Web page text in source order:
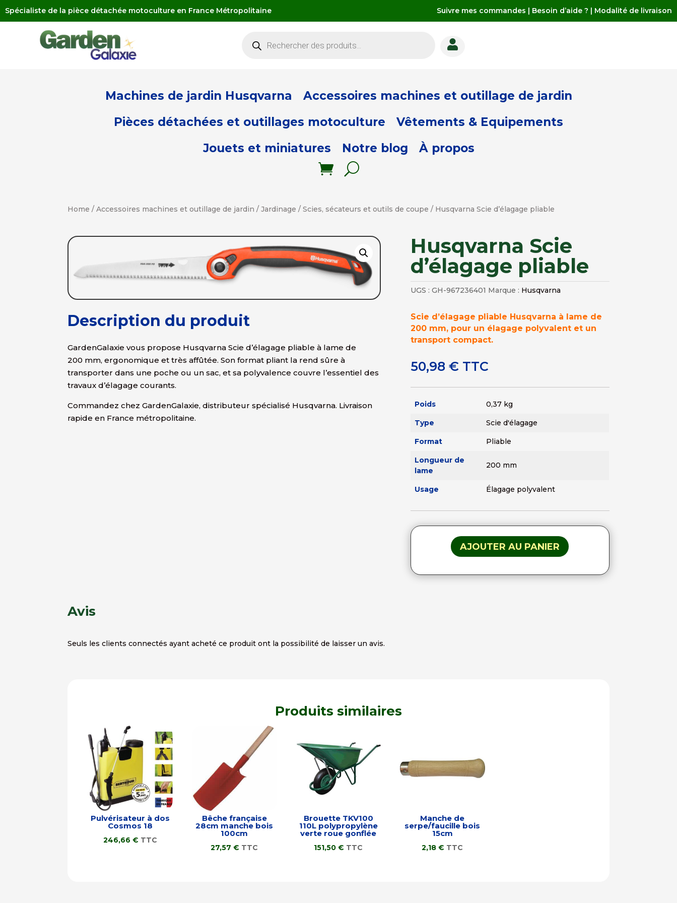
Spécialiste de la pièce détachée motoculture en France Métropolitaine Suivre mes commandes | Besoin d’aide ? | Modalité de livraison
produits 
Machines de jardin Husqvarna
Accessoires machines et outillage de jardin
Pièces détachées et outillages motoculture
Vêtements & Equipements
Jouets et miniatures
Notre blog À propos
Home /Accessoires machines et outillage de jardin /Jardinage /Scies, sécateurs et outils de coupe / Husqvarna Scie d’élagage pliable
Description du produit
GardenGalaxie vous propose Husqvarna Scie d’élagage pliable à lame de
200 mm, ergonomique et très affûtée. Son format pliant la rend sûre à
transporter dans une poche ou un sac, et sa polyvalence couvre l’essentiel des
travaux d’élagage courants.
Commandez chez GardenGalaxie, distributeur spécialisé Husqvarna. Livraison
rapide en France métropolitaine.
Husqvarna Scie
d’élagage pliable
UGS : GH-967236401 Marque : Husqvarna
Scie d’élagage pliable Husqvarna à lame de
200 mm, pour un élagage polyvalent et un
transport compact.
50,98 € TTC
Poids 0,37 kg
Type Scie d'élagage
Format Pliable
Longueur de
lame
200 mm
Usage Élagage polyvalent
AJOUTER AU PANIER
Avis
Seuls les clients connectés ayant acheté ce produit ont la possibilité de laisser un avis.
Produits similaires
Pulvérisateur à dos
Cosmos 18
246,66€ TTC
Bêche française
28cm manche bois
100cm
27,57€ TTC
Brouette TKV100
110L polypropylène
verte roue gonflée
151,50€ TTC
Manche de
serpe/faucille bois
15cm
2,18€ TTC